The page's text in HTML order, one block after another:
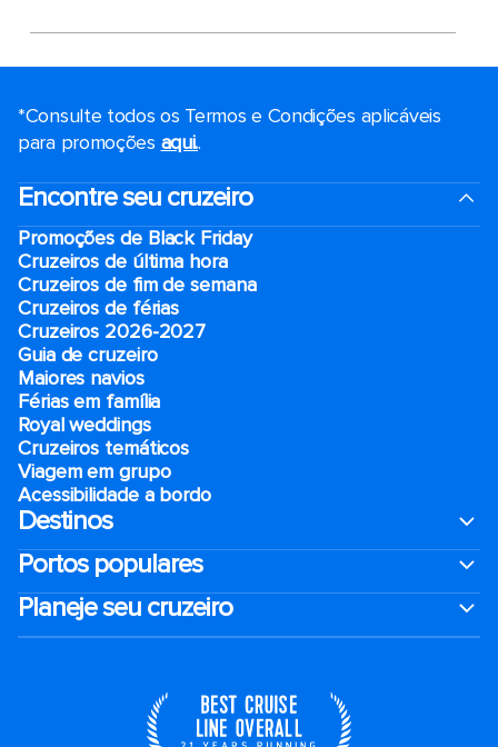
*Consulte todos os Termos e Condições aplicáveis ​​
para promoções aqui..
Encontre seu cruzeiro
Promoções de Black Friday
Cruzeiros de última hora
Cruzeiros de fim de semana
Cruzeiros de férias
Cruzeiros 2026-2027
Guia de cruzeiro
Maiores navios
Férias em família
Royal weddings
Cruzeiros temáticos
Viagem em grupo
Acessibilidade a bordo
Destinos
Portos populares
Planeje seu cruzeiro